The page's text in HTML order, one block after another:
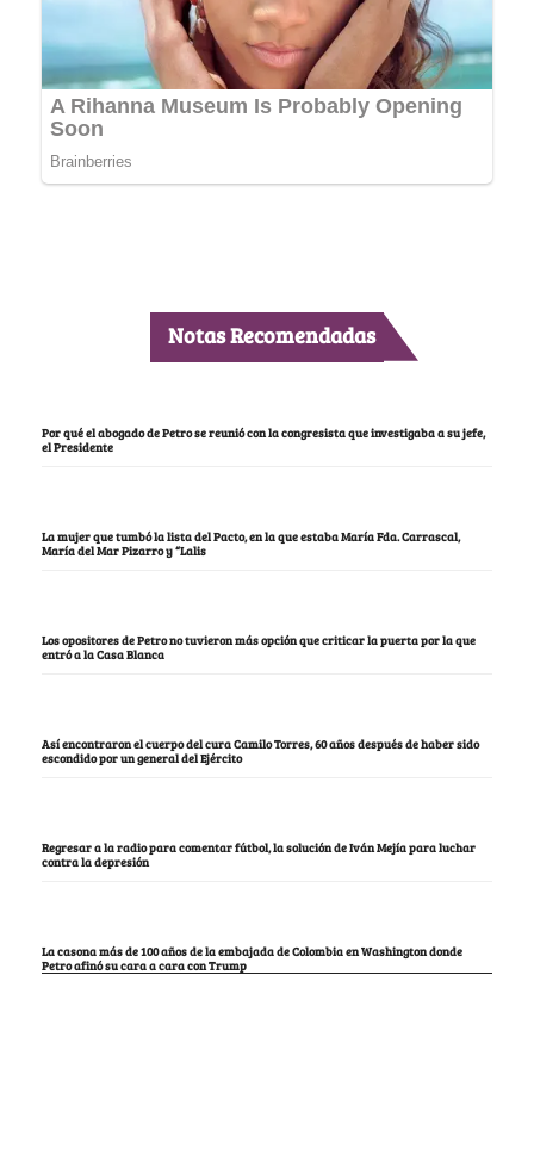
Notas Recomendadas
Por qué el abogado de Petro se reunió con la congresista que investigaba a su jefe,
el Presidente
La mujer que tumbó la lista del Pacto, en la que estaba María Fda. Carrascal,
María del Mar Pizarro y “Lalis
Los opositores de Petro no tuvieron más opción que criticar la puerta por la que
entró a la Casa Blanca
Así encontraron el cuerpo del cura Camilo Torres, 60 años después de haber sido
escondido por un general del Ejército
Regresar a la radio para comentar fútbol, la solución de Iván Mejía para luchar
contra la depresión
La casona más de 100 años de la embajada de Colombia en Washington donde
Petro afinó su cara a cara con Trump